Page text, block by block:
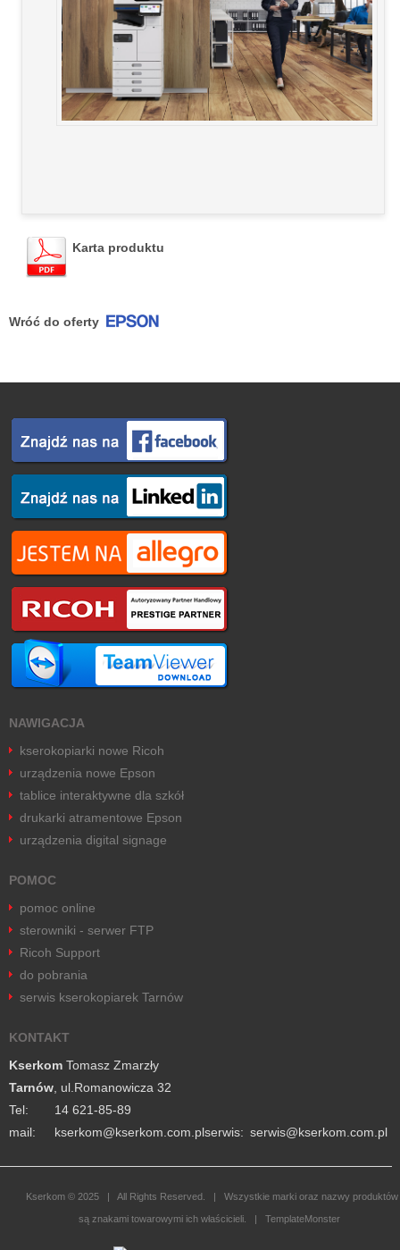
Karta produktu
Wróć do oferty
NAWIGACJA
kserokopiarki nowe Ricoh
urządzenia nowe Epson
tablice interaktywne dla szkół
drukarki atramentowe Epson
urządzenia digital signage
POMOC
pomoc online
sterowniki - serwer FTP
Ricoh Support
do pobrania
serwis kserokopiarek Tarnów
KONTAKT
Kserkom Tomasz Zmarzły
Tarnów , ul.Romanowicza 32
Tel:
14 621-85-89
mail:
lp.moc.mokresk@mokreskserwis: lp.moc.mokresk@siwres
Kserkom © 2025 | All Rights Reserved. | Wszystkie marki oraz nazwy produktów
są znakami towarowymi ich właścicieli. |TemplateMonster